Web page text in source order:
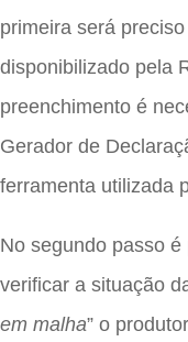
primeira será
disponibilizado pela
preenchimento é
Gerador de
ferramenta utilizada
No segundo passo
verificar a situação
em malha” o